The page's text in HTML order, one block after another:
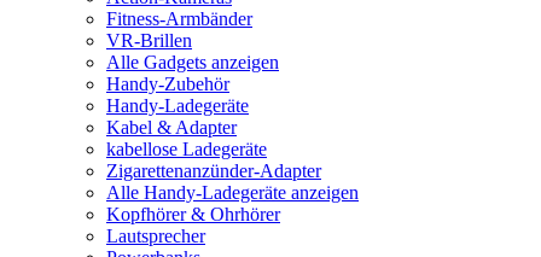
Fitness-Armbänder
VR-Brillen
Alle Gadgets anzeigen
Handy-Zubehör
Handy-Ladegeräte
Kabel & Adapter
kabellose Ladegeräte
Zigarettenanzünder-Adapter
Alle Handy-Ladegeräte anzeigen
Kopfhörer & Ohrhörer
Lautsprecher